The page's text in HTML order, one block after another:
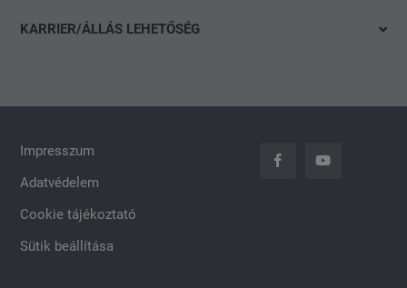
Szervizidőpont-foglalás
KARRIER/ÁLLÁS LEHETŐSÉG
Impresszum
Adatvédelem
Cookie tájékoztató
Sütik beállítása